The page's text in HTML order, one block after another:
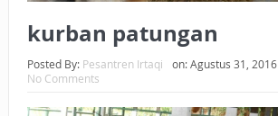
kurban patungan
Posted By: Pesantren Irtaqi on:Agustus 31, 2016
No Comments